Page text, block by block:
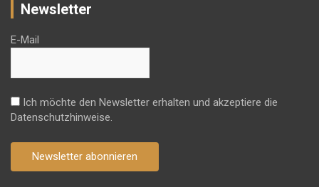
Newsletter
E-Mail
Ich möchte den Newsletter erhalten und akzeptiere die
Datenschutzhinweise.
Newsletter abonnieren